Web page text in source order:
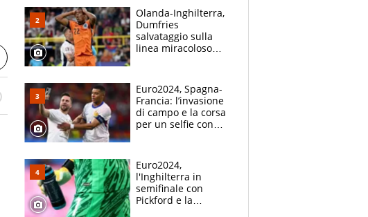
inglesi
Olanda-Inghilterra,
Dumfries
salvataggio sulla
linea miracoloso
montagne russe
Euro2024, Spagna-
Francia: l’invasione
di campo e la corsa
per un selfie con
Euro2024,
l'Inghilterra in
semifinale con
Pickford e la